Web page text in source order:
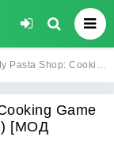
(Мой Паста Шоп) [МОД Unlocked] - стабильная версия apk на Андроид
Game
[МОД